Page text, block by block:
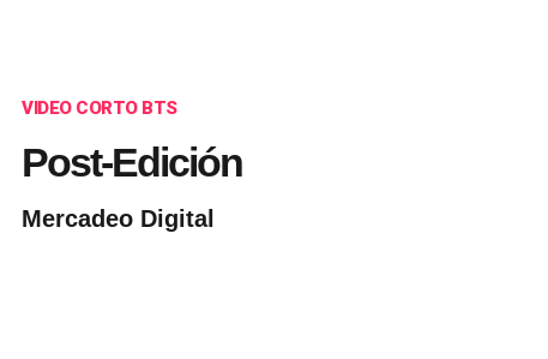
VIDEO CORTO BTS
Post-Edición
Mercadeo Digital